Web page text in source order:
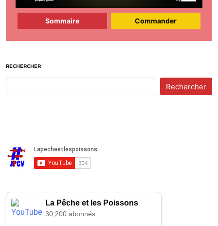
Sommaire Commander
RECHERCHER
Rechercher
La Pêche et les Poissons
30,200 abonnés